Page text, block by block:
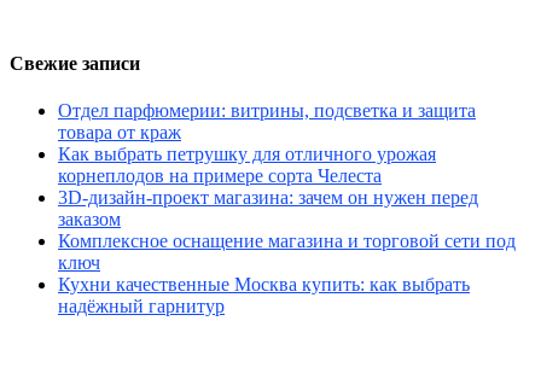
Свежие записи
Отдел парфюмерии: витрины, подсветка и защита
товара от краж
Как выбрать петрушку для отличного урожая
корнеплодов на примере сорта Челеста
3D-дизайн-проект магазина: зачем он нужен перед
заказом
Комплексное оснащение магазина и торговой сети под
ключ
Кухни качественные Москва купить: как выбрать
надёжный гарнитур